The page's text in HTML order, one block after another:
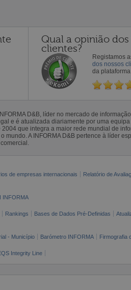
Qual a opinião dos
clientes?
Registamos
dos nossos
da
D&B, líder no mercado de
e é atualizada diariamente por uma
que integra a maior rede mundial de
mundo. A INFORMA D&B pertence à líder
de empresas internacionais Relatório de
INFORMA
Rankings Bases de Dados Pré-Definidas
- Município Barómetro INFORMA Firmografia
Integrity Line